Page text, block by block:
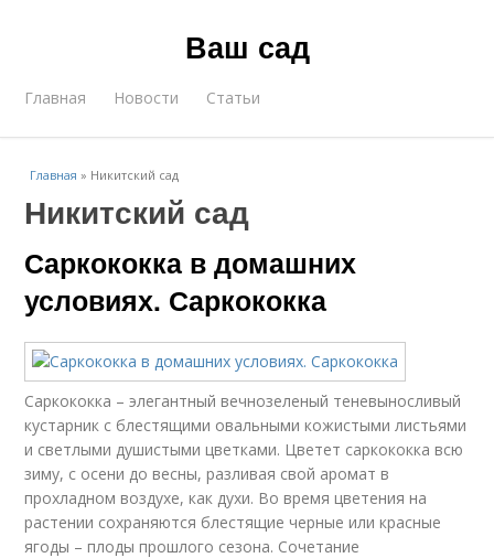
Ваш сад
Главная Новости Статьи
Главная » Никитский сад
Никитский сад
Саркококка в домашних
условиях. Саркококка
Саркококка – элегантный вечнозеленый теневыносливый
кустарник с блестящими овальными кожистыми листьями
и светлыми душистыми цветками. Цветет саркококка всю
зиму, с осени до весны, разливая свой аромат в
прохладном воздухе, как духи. Во время цветения на
растении сохраняются блестящие черные или красные
ягоды – плоды прошлого сезона. Сочетание